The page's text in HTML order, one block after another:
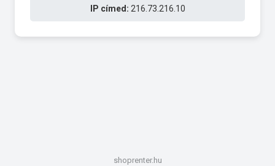
IP címed: 216.73.216.10
shoprenter.hu